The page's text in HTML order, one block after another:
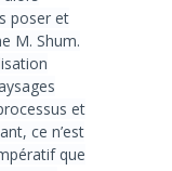
poser et
M. Shum.
et
ce n’est
que